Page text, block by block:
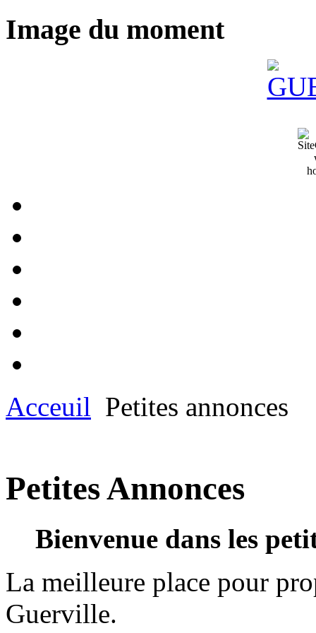
Image du moment
Acceuil Petites annonces
Petites Annonces
Bienvenue dans les
La meilleure place pour
Guerville.